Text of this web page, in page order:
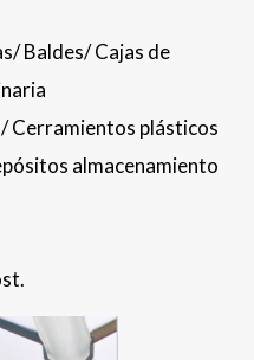
Baldes/ Cajas de
Cerramientos plásticos
almacenamiento